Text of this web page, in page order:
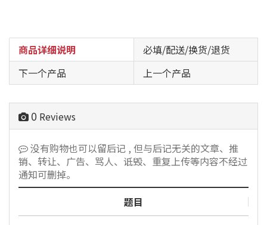
商品详细说明
必填/配送/换货/退货
下一个产品
上一个产品
0 Reviews
没有购物也可以留后记 , 但与后记无关的文章、推
销、转让、广告、骂人、诋毁、重复上传等内容不经过
通知可删掉。
题目